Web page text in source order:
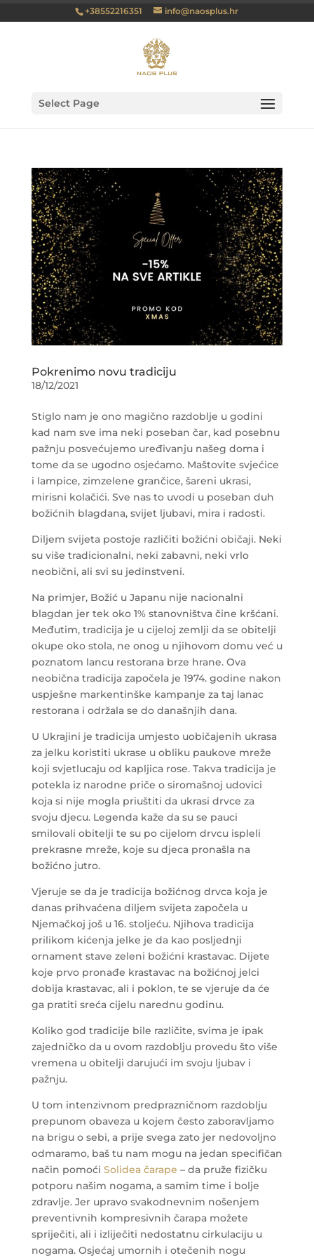
+38552216351 info@naosplus.hr
Select Page
Pokrenimo novu tradiciju
18/12/2021
Stiglo nam je ono magično razdoblje u godini
kad nam sve ima neki poseban čar, kad posebnu
pažnju posvećujemo uređivanju našeg doma i
tome da se ugodno osjećamo. Maštovite svjećice
i lampice, zimzelene grančice, šareni ukrasi,
mirisni kolačići. Sve nas to uvodi u poseban duh
božićnih blagdana, svijet ljubavi, mira i radosti.
Diljem svijeta postoje različiti božićni običaji. Neki
su više tradicionalni, neki zabavni, neki vrlo
neobični, ali svi su jedinstveni.
Na primjer, Božić u Japanu nije nacionalni
blagdan jer tek oko 1% stanovništva čine kršćani.
Međutim, tradicija je u cijeloj zemlji da se obitelji
okupe oko stola, ne onog u njihovom domu već u
poznatom lancu restorana brze hrane. Ova
neobična tradicija započela je 1974. godine nakon
uspješne markentinške kampanje za taj lanac
restorana i održala se do današnjih dana.
U Ukrajini je tradicija umjesto uobičajenih ukrasa
za jelku koristiti ukrase u obliku paukove mreže
koji svjetlucaju od kapljica rose. Takva tradicija je
potekla iz narodne priče o siromašnoj udovici
koja si nije mogla priuštiti da ukrasi drvce za
svoju djecu. Legenda kaže da su se pauci
smilovali obitelji te su po cijelom drvcu ispleli
prekrasne mreže, koje su djeca pronašla na
božićno jutro.
Vjeruje se da je tradicija božićnog drvca koja je
danas prihvaćena diljem svijeta započela u
Njemačkoj još u 16. stoljeću. Njihova tradicija
prilikom kićenja jelke je da kao posljednji
ornament stave zeleni božićni krastavac. Dijete
koje prvo pronađe krastavac na božićnoj jelci
dobija krastavac, ali i poklon, te se vjeruje da će
ga pratiti sreća cijelu narednu godinu.
Koliko god tradicije bile različite, svima je ipak
zajedničko da u ovom razdoblju provedu što više
vremena u obitelji darujući im svoju ljubav i
pažnju.
U tom intenzivnom predprazničnom razdoblju
prepunom obaveza u kojem često zaboravljamo
na brigu o sebi, a prije svega zato jer nedovoljno
odmaramo, baš tu nam mogu na jedan specifičan
način pomoći Solidea čarape – da pruže fizičku
potporu našim nogama, a samim time i bolje
zdravlje. Jer upravo svakodnevnim nošenjem
preventivnih kompresivnih čarapa možete
spriječiti, ali i izliječiti nedostatnu cirkulaciju u
nogama. Osjećaj umornih i otečenih nogu